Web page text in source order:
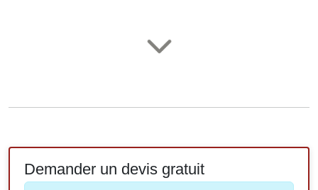
Demander un devis gratuit